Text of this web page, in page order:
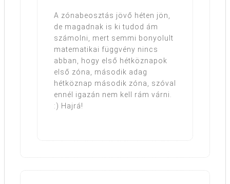
A zónabeosztás jövő héten jön,
de magadnak is ki tudod ám
számolni, mert semmi bonyolult
matematikai függvény nincs
abban, hogy első hétköznapok
első zóna, második adag
hétköznap második zóna, szóval
ennél igazán nem kell rám várni.
:) Hajrá!